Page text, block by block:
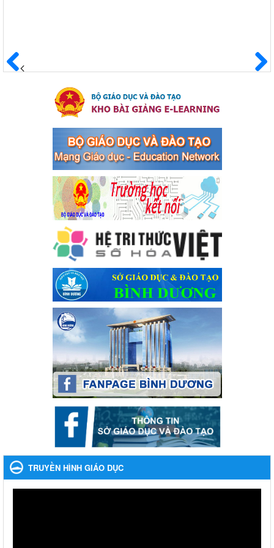
8 Khoá XIII"
Ngày ban hành: 04/03/2024
Kế hoạch Triển khai công tác tuyên truyền, đảm bảo trật tự,
an toàn giao thông năm 2024 tại các cơ sở giáo dục trên địa
bàn thị xã Bến Cát
Kế hoạch Triển khai công tác tuyên truyền, đảm bảo trật tự, an
toàn giao thông năm 2024 tại các cơ sở giáo dục trên địa bàn thị
Ngày ban hành: 04/03/2024
Kế hoạch thực hiện Chỉ thị số 16/CT-TTg ngày 27/05/2023
của Thủ tướng Chính phủ về tăng cường phòng ngừa, đấu
tranh tội phạm, vi phạm pháp luật liên quan đến hoạt động
tổ chức đánh bạc và đánh bạc
Kế hoạch thực hiện Chỉ thị số 16/CT-TTg ngày 27/05/2023 của
Thủ tướng Chính phủ về tăng cường phòng ngừa, đấu tranh tội
phạm, vi phạm pháp luật liên quan đến hoạt động tổ chức đánh
bạc và đánh bạc
Ngày ban hành: 04/03/2024
Kế hoạch Tổ chức Hội trại truyền thống học sinh thị xã Bến
Cát Lần thứ VIII, năm học 2023-2024
Kế hoạch Tổ chức Hội trại truyền thống học sinh thị xã Bến Cát
Lần thứ VIII, năm học 2023-2024
Ngày ban hành: 28/12/2023
Phối hợp rà soát nhu cầu tiêm vắc xin phòng Covid 19
Phối hợp rà soát nhu cầu tiêm vắc xin phòng Covid 19
Ngày ban hành: 22/11/2023
Phát động, triển khai Cuộc thi " An toàn giao thông cho nụ
cười ngày mai" dành cho học sinh và giáo viên trung học
năm học 2023-2024
Phát động, triển khai Cuộc thi " An toàn giao thông cho nụ cười
TRUYỀN HÌNH GIÁO DỤC